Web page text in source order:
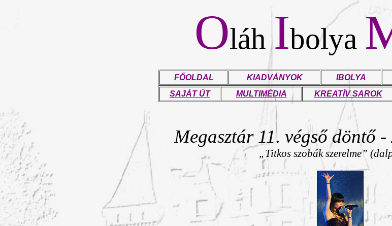
OláhIbolya
FŐOLDAL KIADVÁNYOK IBOLYA
SAJÁT ÚT
MULTIMÉDIA KREATÍV SAROK
Megasztár 11. végsődöntő -
„Titkos szobák szerelme”